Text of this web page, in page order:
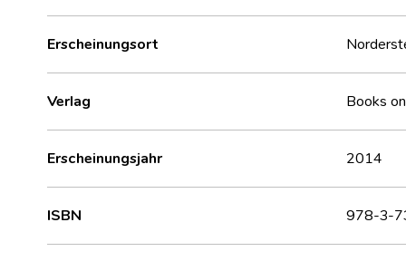
Erscheinungsort
Verlag Books
Erscheinungsjahr 2014
ISBN 978-3-